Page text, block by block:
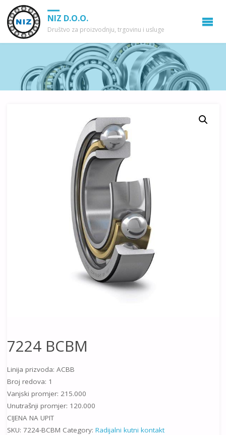
NIZ D.O.O.
Društvo za proizvodnju, trgovinu i usluge
7224 BCBM
Linija prizvoda: ACBB
Broj redova: 1
Vanjski promjer: 215.000
Unutrašnji promjer: 120.000
CIJENA NA UPIT
SKU: 7224-BCBM Category: Radijalni kutni kontakt